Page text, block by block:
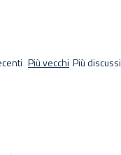
Più vecchi Più discussi